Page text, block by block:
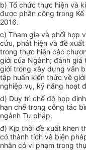
b) Tổ chức thực hiện và
được phân công trong
2016.
c) Tham gia và phối hợp
cứu, phát hiện và đề
trong thực hiện các
giới của Ngành; đánh
giới trong xây dựng văn
tập huấn kiến thức về
nghiệp vụ, kỹ năng hoạt
d) Duy trì chế độ họp
hạn chế trong công tác
ngành Tư pháp.
đ) Kịp thời đề xuất khen
có thành tích và biện
nhân có vi phạm trong